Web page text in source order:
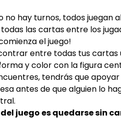
no hay turnos, todos juegan
las cartas entre los
el juego!
entre todas tus cartas
y color con la figura
tendrás que
antes de que alguien lo
del juego es quedarse sin